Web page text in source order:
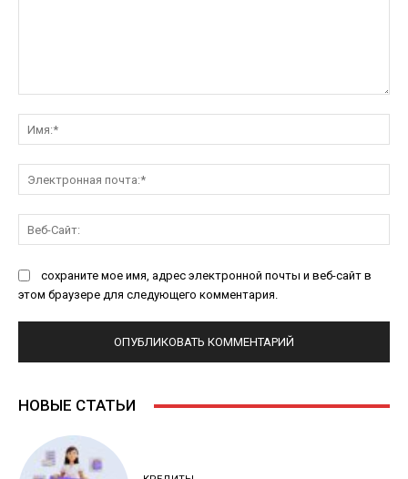
сохраните мое имя, адрес электронной почты и веб-сайт в
этом браузере для следующего комментария.
НОВЫЕ СТАТЬИ